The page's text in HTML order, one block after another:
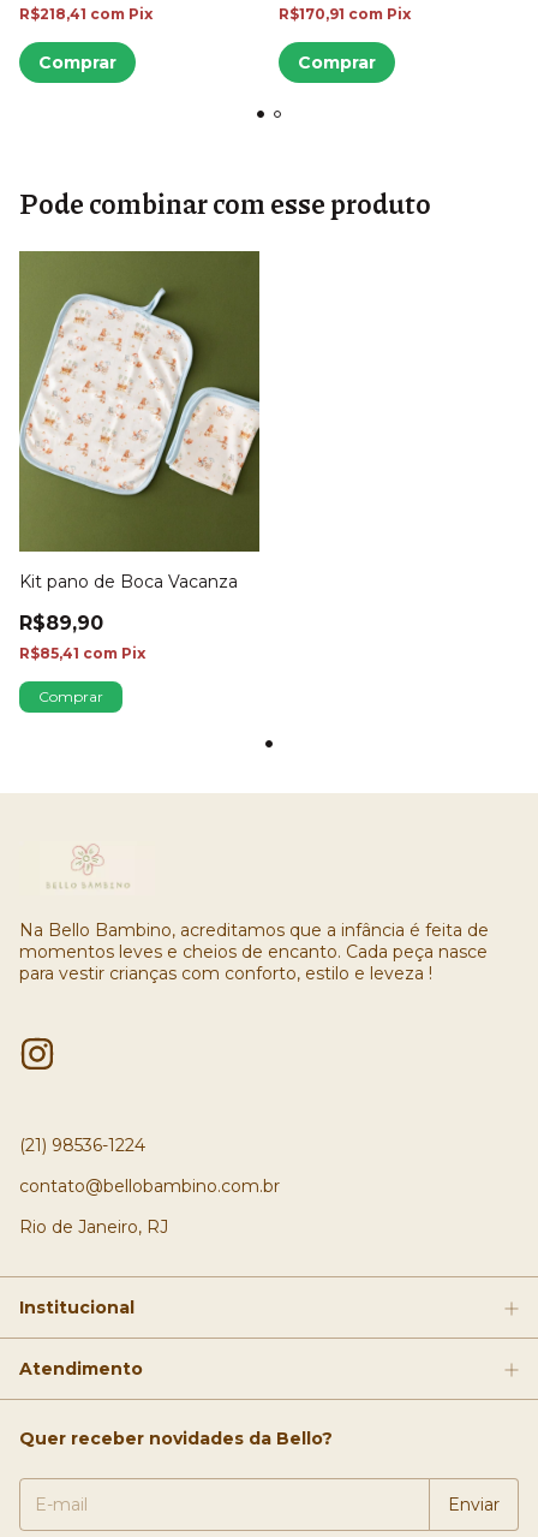
R$218,41 com Pix
Comprar
R$170,91 com Pix
Comprar
Pode combinar com esse produto
Kit pano de Boca Vacanza
R$89,90
R$85,41 com Pix
Na Bello Bambino, acreditamos que a infância é feita de
momentos leves e cheios de encanto. Cada peça nasce
para vestir crianças com conforto, estilo e leveza !
(21) 98536-1224
contato@bellobambino.com.br
Rio de Janeiro, RJ
Institucional
Atendimento
Quer receber novidades da Bello?